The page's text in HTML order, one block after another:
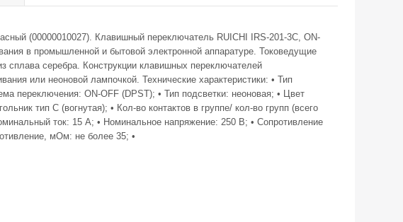
(00000010027). Клавишный переключатель RUICHI IRS-201-3C, ON-
в промышленной и бытовой электронной аппаратуре. Токоведущие
сплава серебра. Конструкции клавишных переключателей
или неоновой лампочкой. Технические характеристики: • Тип
переключения: ON-OFF (DPST); • Тип подсветки: неоновая; • Цвет
тип C (вогнутая); • Кол-во контактов в группе/ кол-во групп (всего
ток: 15 А; • Номинальное напряжение: 250 В; • Сопротивление
мОм: не более 35; •